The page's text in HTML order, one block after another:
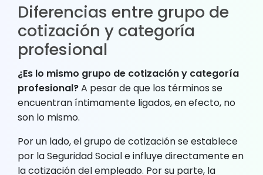
Diferencias entre grupo de
cotización y categoría
profesional
¿Es lo mismo grupo de cotización y categoría
profesional?A pesar de que los términos se
encuentran íntimamente ligados, en efecto, no
son lo mismo.
Por un lado, el grupo de cotización se establece
por la Seguridad Social e influye directamente en
la cotización del empleado. Por su parte, la